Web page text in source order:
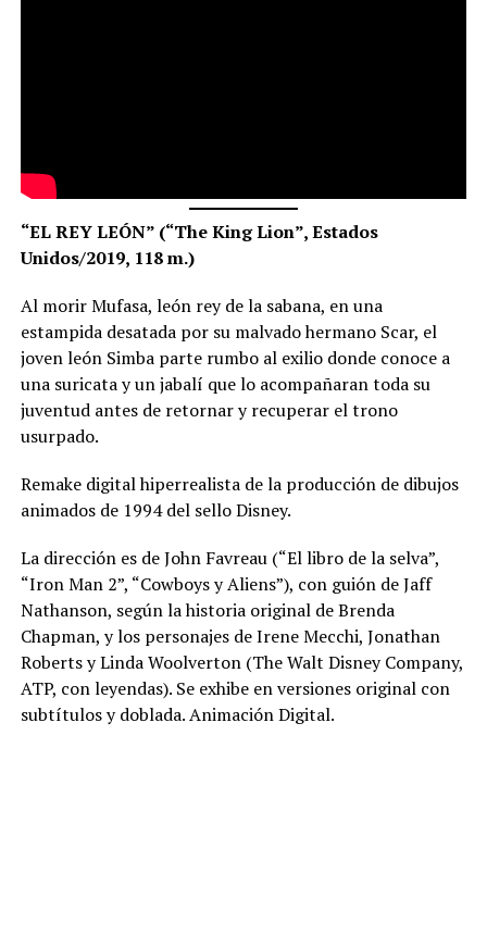
“EL REY LEÓN” (“The King Lion”, Estados
Unidos/2019, 118 m.)
Al morir Mufasa, león rey de la sabana, en una
estampida desatada por su malvado hermano Scar, el
joven león Simba parte rumbo al exilio donde conoce a
una suricata y un jabalí que lo acompañaran toda su
juventud antes de retornar y recuperar el trono
usurpado.
Remake digital hiperrealista de la producción de dibujos
animados de 1994 del sello Disney.
La dirección es de John Favreau (“El libro de la selva”,
“Iron Man 2”, “Cowboys y Aliens”), con guión de Jaff
Nathanson, según la historia original de Brenda
Chapman, y los personajes de Irene Mecchi, Jonathan
Roberts y Linda Woolverton (The Walt Disney Company,
ATP, con leyendas). Se exhibe en versiones original con
subtítulos y doblada. Animación Digital.